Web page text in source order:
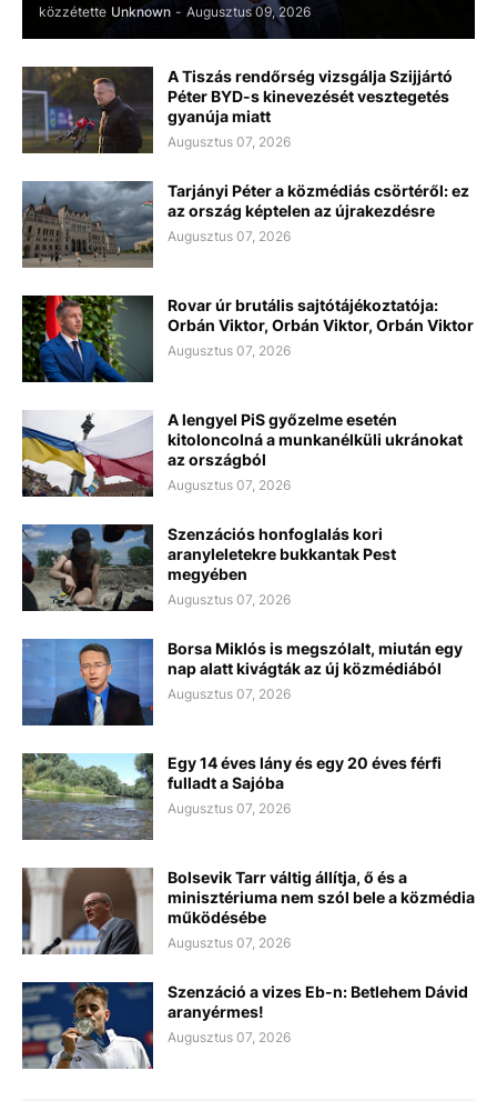
közzétette Unknown - Augusztus 09, 2026
A Tiszás rendőrség vizsgálja Szijjártó
Péter BYD-s kinevezését vesztegetés
gyanúja miatt
Augusztus 07, 2026
Tarjányi Péter a közmédiás csörtéről: ez
az ország képtelen az újrakezdésre
Augusztus 07, 2026
Rovar úr brutális sajtótájékoztatója:
Orbán Viktor, Orbán Viktor, Orbán Viktor
Augusztus 07, 2026
A lengyel PiS győzelme esetén
kitoloncolná a munkanélküli ukránokat
az országból
Augusztus 07, 2026
Szenzációs honfoglalás kori
aranyleletekre bukkantak Pest
megyében
Augusztus 07, 2026
Borsa Miklós is megszólalt, miután egy
nap alatt kivágták az új közmédiából
Augusztus 07, 2026
Egy 14 éves lány és egy 20 éves férfi
fulladt a Sajóba
Augusztus 07, 2026
Bolsevik Tarr váltig állítja, ő és a
minisztériuma nem szól bele a közmédia
működésébe
Augusztus 07, 2026
Szenzáció a vizes Eb-n: Betlehem Dávid
aranyérmes!
Augusztus 07, 2026